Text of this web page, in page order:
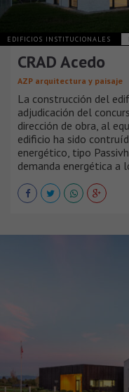
EDIFICIOS INSTITUCIONALES
CRAD Acedo
AZP arquitectura y paisaje
La construcción del
adjudicación del
dirección de obra, al
edificio ha sido
energético, tipo
demanda energética a